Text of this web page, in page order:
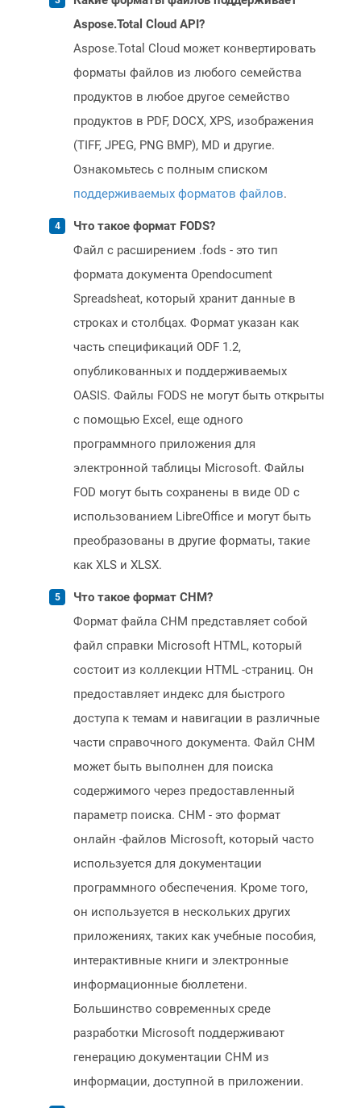
Aspose.Total Cloud API?
Aspose.Total Cloud может конвертировать
форматы файлов из любого семейства
продуктов в любое другое семейство
продуктов в PDF, DOCX, XPS, изображения
(TIFF, JPEG, PNG BMP), MD и другие.
Ознакомьтесь с полным списком
поддерживаемых форматов файлов.
Что такое формат FODS?
Файл с расширением .fods - это тип
формата документа Opendocument
Spreadsheat, который хранит данные в
строках и столбцах. Формат указан как
часть спецификаций ODF 1.2,
опубликованных и поддерживаемых
OASIS. Файлы FODS не могут быть открыты
с помощью Excel, еще одного
программного приложения для
электронной таблицы Microsoft. Файлы
FOD могут быть сохранены в виде OD с
использованием LibreOffice и могут быть
преобразованы в другие форматы, такие
как XLS и XLSX.
Что такое формат CHM?
Формат файла CHM представляет собой
файл справки Microsoft HTML, который
состоит из коллекции HTML -страниц. Он
предоставляет индекс для быстрого
доступа к темам и навигации в различные
части справочного документа. Файл CHM
может быть выполнен для поиска
содержимого через предоставленный
параметр поиска. CHM - это формат
онлайн -файлов Microsoft, который часто
используется для документации
программного обеспечения. Кроме того,
он используется в нескольких других
приложениях, таких как учебные пособия,
интерактивные книги и электронные
информационные бюллетени.
Большинство современных среде
разработки Microsoft поддерживают
генерацию документации CHM из
информации, доступной в приложении.